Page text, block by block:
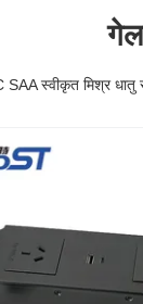
स्वीकृत मिश्र धातु